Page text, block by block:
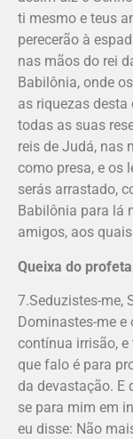
ti mesmo e teus
perecerão à
nas mãos do rei
Babilônia, onde
as riquezas
todas as suas
reis de Judá, nas
como presa, e os
serás arrastado,
Babilônia para lá
amigos, aos
Queixa do profeta
7.Seduzistes-me,
Dominastes-me
contínua irrisão,
que falo é para
da devastação. E
se para mim em
eu disse: Não